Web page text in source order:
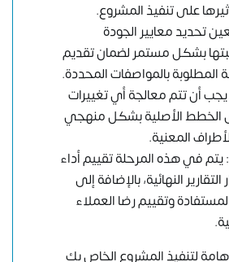
على تنفيذ المشروع.
تحديد معايير الجودة
بشكل مستمر لضمان تقديم
المطلوبة بالمواصفات المحددة.
يجب أن تتم معالجة أي تغييرات
الخطط الأصلية بشكل منهجي
المعنية.
يتم في هذه المرحلة تقييم أداء
النهائية، بالإضافة إلى
وتقييم رضا العملاء